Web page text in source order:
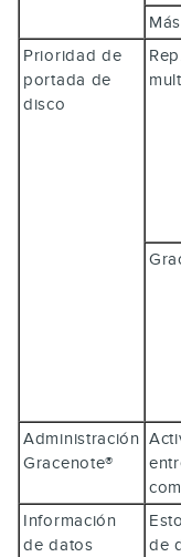
Prioridad de
portada de
disco
Administración
Gracenote®
Información
de datos
de